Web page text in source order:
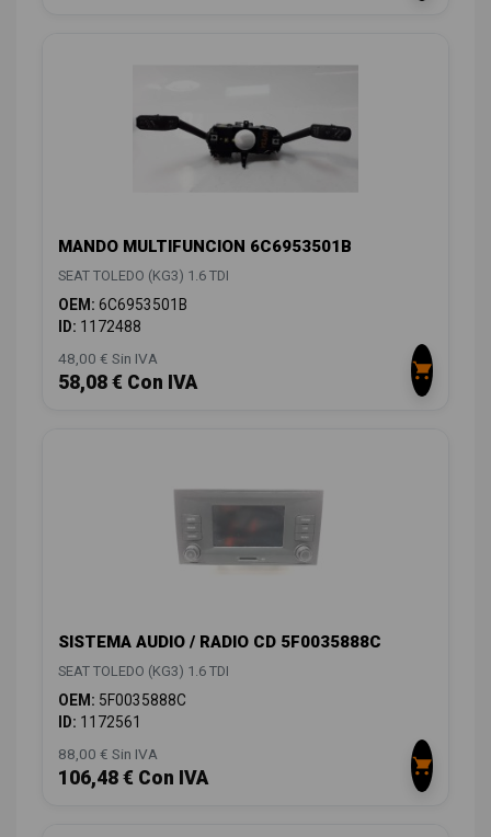
MANDO MULTIFUNCION 6C6953501B
SEAT TOLEDO (KG3) 1.6 TDI
OEM: 6C6953501B
ID: 1172488
48,00 € Sin IVA
58,08 € Con IVA
SISTEMA AUDIO / RADIO CD 5F0035888C
SEAT TOLEDO (KG3) 1.6 TDI
OEM: 5F0035888C
ID: 1172561
88,00 € Sin IVA
106,48 € Con IVA